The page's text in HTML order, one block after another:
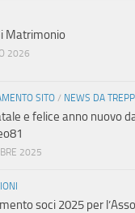
Matrimonio
2026
SITO / NEWS DA
e felice anno nuovo
2025
soci 2025 per